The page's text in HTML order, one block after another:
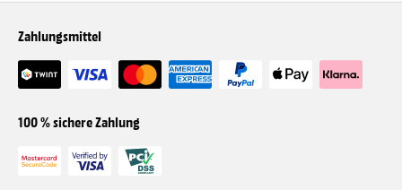
Zahlungsmittel
100 % sichere Zahlung